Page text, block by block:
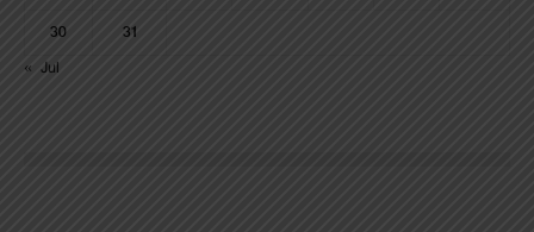
30
31
« Jul